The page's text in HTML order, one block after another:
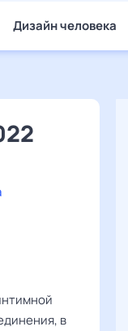
Дизайн человека
в